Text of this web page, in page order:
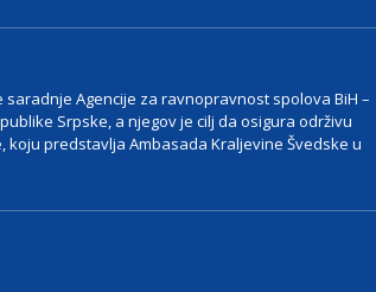
saradnje Agencije za ravnopravnost spolova BiH –
Srpske, a njegov je cilj da osigura održivu
predstavlja Ambasada Kraljevine Švedske u